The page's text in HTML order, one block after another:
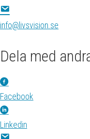
info@livsvision.se
Dela med
Facebook
Linkedin